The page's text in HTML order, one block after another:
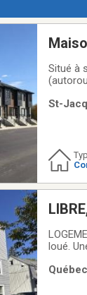
Situé à
ÉTÉ
St-
loué.
grand